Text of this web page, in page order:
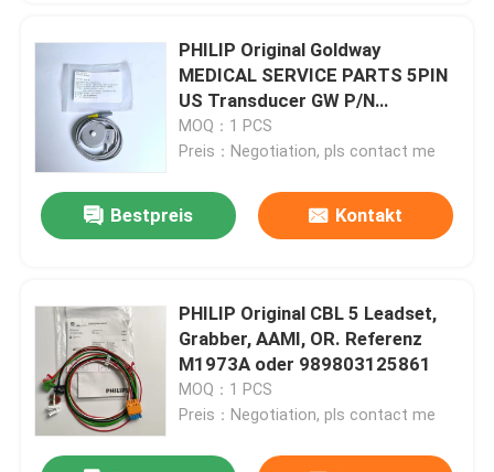
PHILIP Original Goldway
MEDICAL SERVICE PARTS 5PIN
US Transducer GW P/N
989803174921 Das ist ein sehr
gutes Produkt.
MOQ：1 PCS
Preis：Negotiation, pls contact me
Bestpreis Kontakt
PHILIP Original CBL 5 Leadset,
Grabber, AAMI, OR. Referenz
M1973A oder 989803125861
MOQ：1 PCS
Preis：Negotiation, pls contact me